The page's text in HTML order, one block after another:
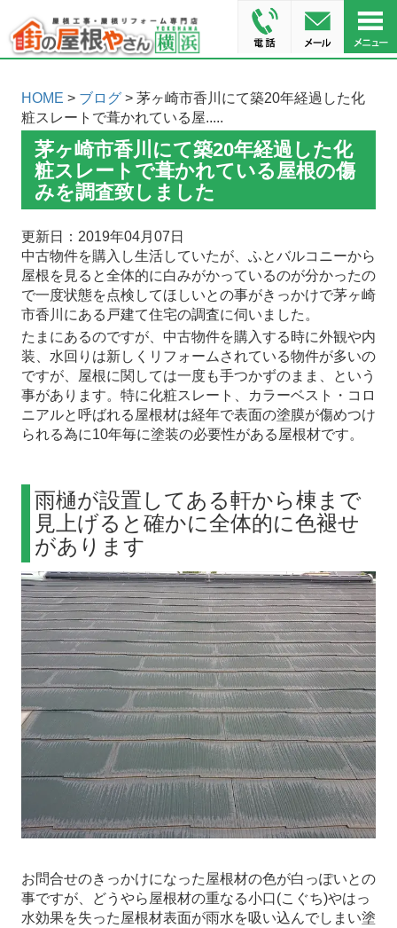
HOME > ブログ> 茅ヶ崎市香川にて築20年経過した化
粧スレートで葺かれている屋.....
茅ヶ崎市香川にて築20年経過した化
粧スレートで葺かれている屋根の傷
みを調査致しました
更新日：2019年04月07日
中古物件を購入し生活していたが、ふとバルコニーから
屋根を見ると全体的に白みがかっているのが分かったの
で一度状態を点検してほしいとの事がきっかけで茅ヶ崎
市香川にある戸建て住宅の調査に伺いました。
たまにあるのですが、中古物件を購入する時に外観や内
装、水回りは新しくリフォームされている物件が多いの
ですが、屋根に関しては一度も手つかずのまま、という
事があります。特に化粧スレート、カラーベスト・コロ
ニアルと呼ばれる屋根材は経年で表面の塗膜が傷めつけ
られる為に10年毎に塗装の必要性がある屋根材です。
雨樋が設置してある軒から棟まで
見上げると確かに全体的に色褪せ
があります
お問合せのきっかけになった屋根材の色が白っぽいとの
事ですが、どうやら屋根材の重なる小口(こぐち)やはっ
水効果を失った屋根材表面が雨水を吸い込んでしまい塗